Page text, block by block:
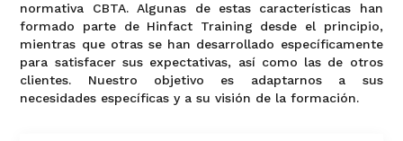
normativa CBTA. Algunas de estas características han
formado parte de Hinfact Training desde el principio,
mientras que otras se han desarrollado específicamente
para satisfacer sus expectativas, así como las de otros
clientes. Nuestro objetivo es adaptarnos a sus
necesidades específicas y a su visión de la formación.